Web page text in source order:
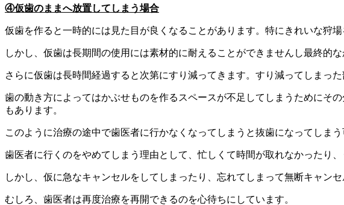
④仮歯のままへ放置してしまう場合
仮歯を作ると一時的には見た目が良くなることがあります。特にきれいな狩
しかし、仮歯は長期間の使用には素材的に耐えることができませんし最終的
さらに仮歯は長時間経過すると次第にすり減ってきます。すり減ってしまっ
歯の動き方によってはかぶせものを作るスペースが不足してしまうためにそ
もあります。
このように治療の途中で歯医者に行かなくなってしまうと抜歯になってしま
歯医者に行くのをやめてしまう理由として、忙しくて時間が取れなかったり
しかし、仮に急なキャンセルをしてしまったり、忘れてしまって無断キャン
むしろ、歯医者は再度治療を再開できるのを心待ちにしています。